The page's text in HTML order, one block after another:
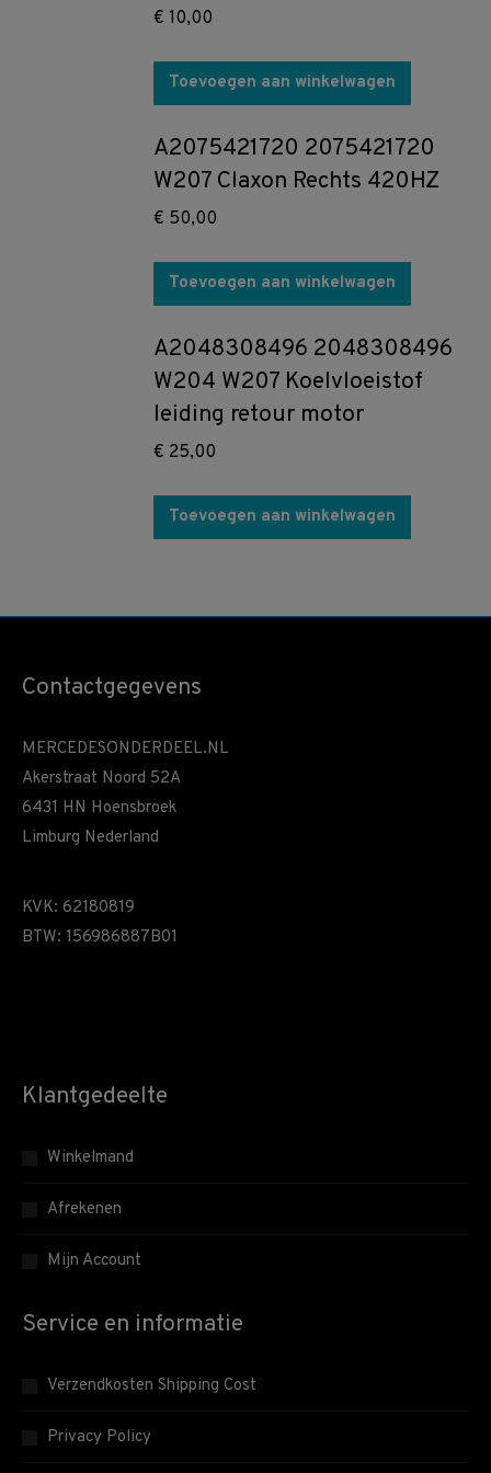
€ 10,00
Toevoegen aan winkelwagen
A2075421720 2075421720
W207 Claxon Rechts 420HZ
€ 50,00
Toevoegen aan winkelwagen
A2048308496 2048308496
W204 W207 Koelvloeistof
leiding retour motor
€ 25,00
Toevoegen aan winkelwagen
Contactgegevens
MERCEDESONDERDEEL.NL
Akerstraat Noord 52A
6431 HN Hoensbroek
Limburg Nederland
KVK: 62180819
BTW: 156986887B01
Klantgedeelte
Winkelmand
Afrekenen
Mijn Account
Service en informatie
Verzendkosten Shipping Cost
Privacy Policy